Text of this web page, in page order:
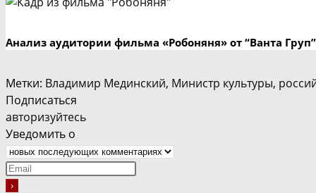
Анализ аудитории фильма «Робоняня» от “Ванта Груп”
Метки: Владимир Мединский, Министр культуры,
Подписаться
авторизуйтесь
Уведомить о